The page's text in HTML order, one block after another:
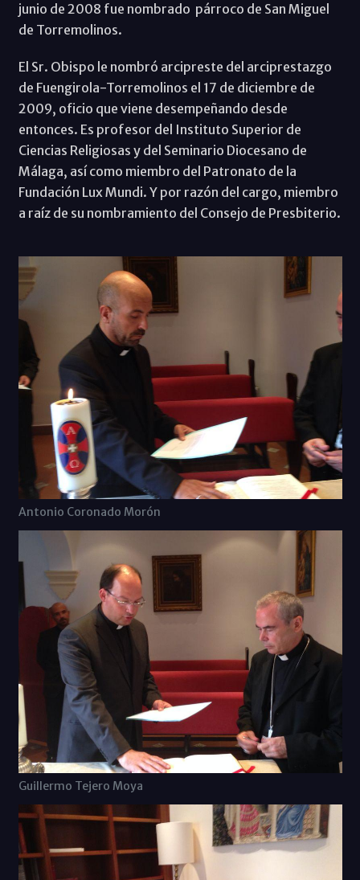
junio de 2008 fue nombrado párroco de San Miguel
de Torremolinos.
El Sr. Obispo le nombró arcipreste del arciprestazgo
de Fuengirola-Torremolinos el 17 de diciembre de
2009, oficio que viene desempeñando desde
entonces. Es profesor del Instituto Superior de
Ciencias Religiosas y del Seminario Diocesano de
Málaga, así como miembro del Patronato de la
Fundación Lux Mundi. Y por razón del cargo, miembro
a raíz de su nombramiento del Consejo de Presbiterio.
Antonio Coronado Morón
Guillermo Tejero Moya